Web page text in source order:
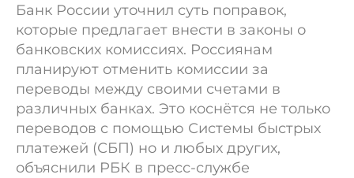
Банк России уточнил суть поправок,
которые предлагает внести в законы о
банковских комиссиях. Россиянам
планируют отменить комиссии за
переводы между своими счетами в
различных банках. Это коснётся не только
переводов с помощью Системы быстрых
платежей (СБП) но и любых других,
объяснили РБК в пресс-службе